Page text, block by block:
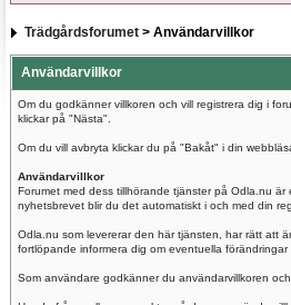
Trädgårdsforumet> Användarvillkor
Användarvillkor
Om du godkänner villkoren och vill registrera dig i
klickar på "Nästa".
Om du vill avbryta klickar du på "Bakåt" i din
Användarvillkor
Forumet med dess tillhörande tjänster på Odla.nu
nyhetsbrevet blir du det automatiskt i och med din
Odla.nu som levererar den här tjänsten, har rätt att
fortlöpande informera dig om eventuella förändringar
Som användare godkänner du användarvillkoren